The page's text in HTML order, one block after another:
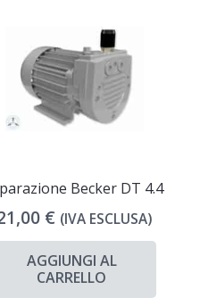
Becker DT 4.4
€ (IVA ESCLUSA)
AGGIUNGI AL
CARRELLO